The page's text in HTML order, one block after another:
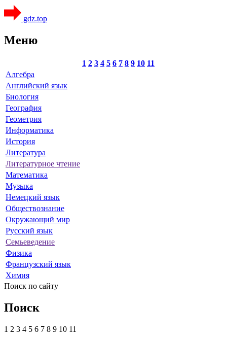
gdz.top
Меню
1 2 3 4 5 6 7 8 9 10 11
Алгебра
Английский язык
Биология
География
Геометрия
Информатика
История
Литература
Литературное чтение
Математика
Музыка
Немецкий язык
Обществознание
Окружающий мир
Русский язык
Семьеведение
Физика
Французский язык
Химия
Поиск по сайту
Поиск
1 2 3 4 5 6 7 8 9 10 11